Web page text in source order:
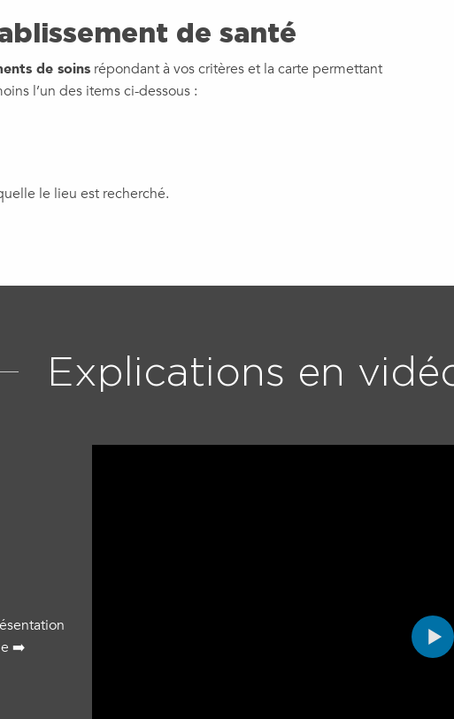
de santé
de soins répondant à vos critères et la carte permettant
l’un des items ci-dessous :
le lieu est recherché.
Explications en
➡️